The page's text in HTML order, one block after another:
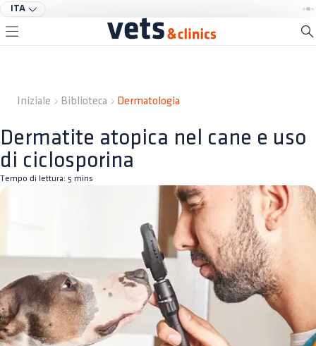
ITA
Iniziale Biblioteca Dermatologia
Dermatite atopica nel cane e uso
di ciclosporina
Tempo di lettura: 5 mins